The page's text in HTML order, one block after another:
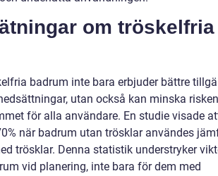
om tröskelfria
badrum inte bara erbjuder bättre
utan också kan minska
för alla användare. En studie visade
när badrum utan trösklar användes
trösklar. Denna statistik understryker
vid planering, inte bara för dem med